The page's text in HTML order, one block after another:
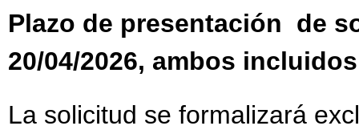
Plazo de presentación de
20/04/2026, ambos incluidos
La solicitud se formalizará